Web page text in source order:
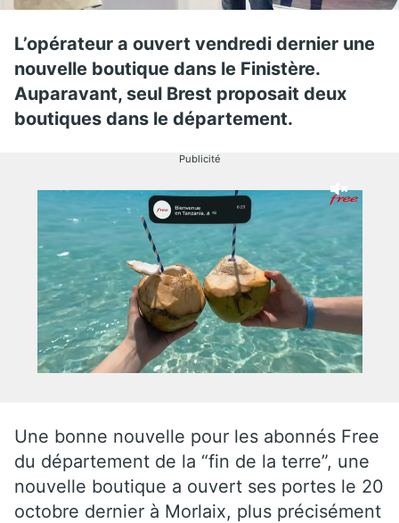
L’opérateur a ouvert vendredi dernier une
nouvelle boutique dans le Finistère.
Auparavant, seul Brest proposait deux
boutiques dans le département.
Publicité
Une bonne nouvelle pour les abonnés Free
du département de la “fin de la terre”, une
nouvelle boutique a ouvert ses portes le 20
octobre dernier à Morlaix, plus précisément